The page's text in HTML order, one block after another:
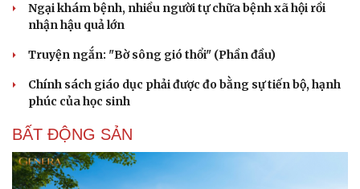
Ngại khám bệnh, nhiều người tự chữa bệnh xã hội rồi
nhận hậu quả lớn
Truyện ngắn: "Bờ sông gió thổi" (Phần đầu)
Chính sách giáo dục phải được đo bằng sự tiến bộ, hạnh
phúc của học sinh
BẤT ĐỘNG SẢN